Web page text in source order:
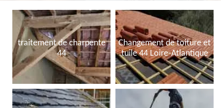
traitement de charpente
44
Changement de toiture et
tuile 44 Loire-Atlantique